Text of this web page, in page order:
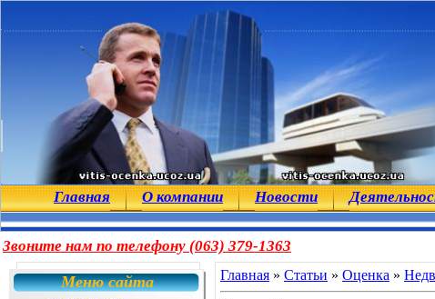
Главная О компании Новости
Звоните нам по телефону (063) 379-1363
Меню сайта Главная » Статьи » Оценка »